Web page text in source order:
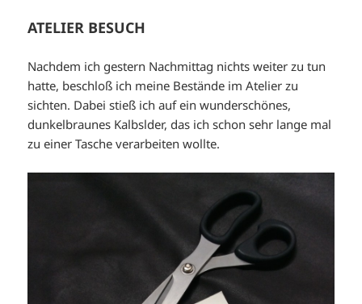
ATELIER BESUCH
Nachdem ich gestern Nachmittag nichts weiter zu tun
hatte, beschloß ich meine Bestände im Atelier zu
sichten. Dabei stieß ich auf ein wunderschönes,
dunkelbraunes Kalbslder, das ich schon sehr lange mal
zu einer Tasche verarbeiten wollte.